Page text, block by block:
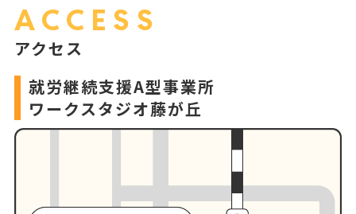
ACCESS
アクセス
就労継続支援A型事業所
ワークスタジオ藤が丘